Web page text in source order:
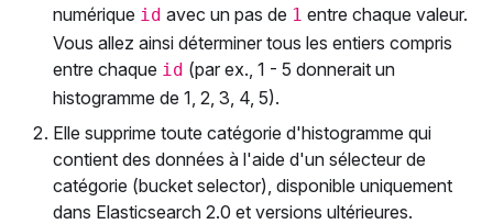
numérique id avec un pas de 1 entre chaque valeur.
Vous allez ainsi déterminer tous les entiers compris
entre chaque id (par ex., 1 - 5 donnerait un
histogramme de 1, 2, 3, 4, 5).
Elle supprime toute catégorie d'histogramme qui
contient des données à l'aide d'un sélecteur de
catégorie (bucket selector), disponible uniquement
dans Elasticsearch 2.0 et versions ultérieures.